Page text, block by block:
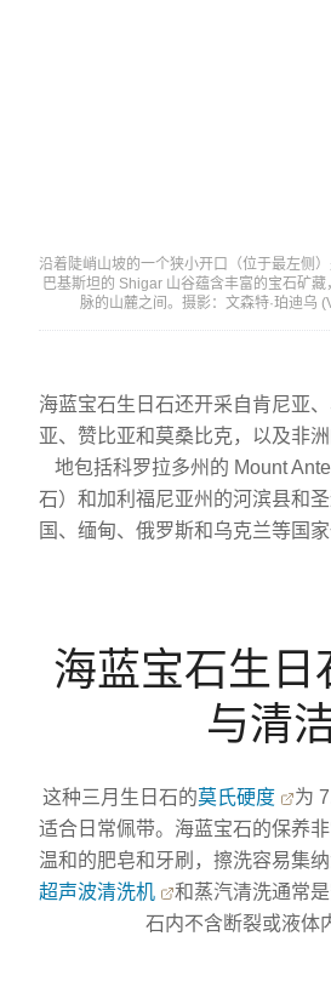
沿着陡峭山坡的一个狭小开口（位于最左侧
巴基斯坦的 Shigar 山谷蕴含丰富的宝石矿
脉的山麓之间。摄影：文森特·珀迪乌
海蓝宝石生日石还开采自肯尼亚
亚、赞比亚和莫桑比克，以及非
地包括科罗拉多州的 Mount
石）和加利福尼亚州的河滨县和
国、缅甸、俄罗斯和乌克兰等国
海蓝宝石生日
与清
这种三月生日石的莫氏硬度
为
适合日常佩带。海蓝宝石的保养非
温和的肥皂和牙刷，擦洗容易集纳
超声波清洗机
和蒸汽清洗通常
石内不含断裂或液体